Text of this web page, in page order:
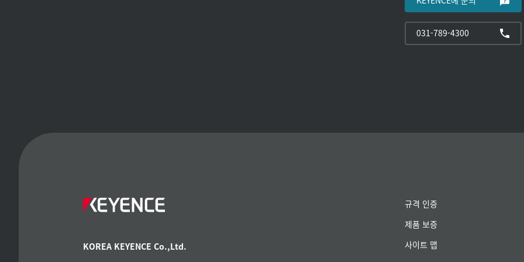
031-789-4300
KOREA KEYENCE Co.,Ltd.
규격 인증
제품 보증
사이트 맵